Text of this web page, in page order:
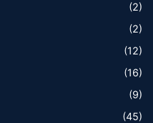
(2)
(2)
(12)
(16)
(9)
(45)